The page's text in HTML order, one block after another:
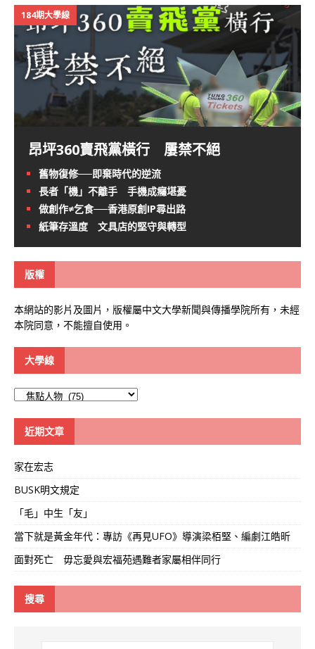
184期大學線
昂坪360賣飛黨橫行 屢禁不絕
舊物復修──即棄時代的逆流
長者「機」不離手 手機成癮堪憂
做創作≠乞食──香港原創IP尋出路
紙筆存溫度 文具店的堅守與轉型
版權
本網站的影片及圖片，版權屬中文大學新聞與傳播學院所有，未經
本院同意，不能擅自使用。
大學線
近期文章
家在宏志
BUSK明文規定
「毛」中生「友」
當下就是黃金年代：專訪《再見UFO》導演梁栢堅、編劇江皓昕
面對死亡 毋忘愛與宏福苑遇難者家屬相伴同行
搜尋